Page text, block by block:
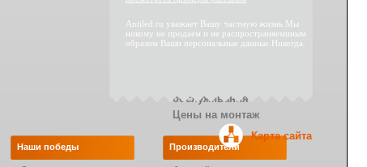
Расчет стоимости
Проектирование
обслуживания
Цены на монтаж
Наши победы Производители
Antiled.ru уважает Вашу частную жизнь.Мы
никому не продаем и не распространяеминым
образом Ваши персональные данные.Никогда.
Карта сайта